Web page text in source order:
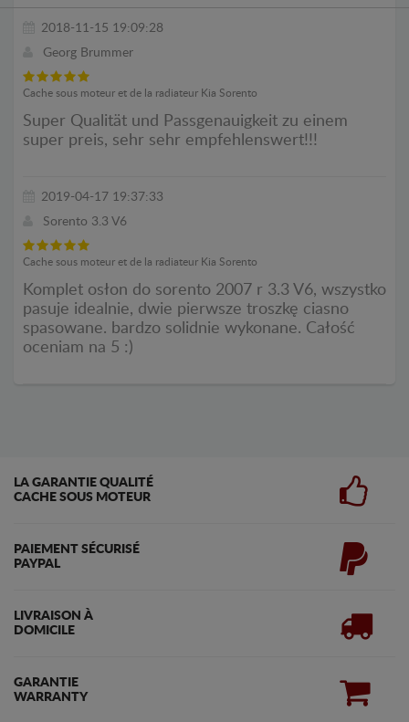
2018-11-15 19:09:28
Georg Brummer
Cache sous moteur et de la radiateur Kia Sorento
Super Qualität und Passgenauigkeit zu einem
super preis, sehr sehr empfehlenswert!!!
2019-04-17 19:37:33
Sorento 3.3 V6
Cache sous moteur et de la radiateur Kia Sorento
Komplet osłon do sorento 2007 r 3.3 V6, wszystko
pasuje idealnie, dwie pierwsze troszkę ciasno
spasowane. bardzo solidnie wykonane. Całość
oceniam na 5 :)
LA GARANTIE QUALITÉ
CACHE SOUS MOTEUR
PAIEMENT SÉCURISÉ
PAYPAL
LIVRAISON À
DOMICILE
GARANTIE
WARRANTY